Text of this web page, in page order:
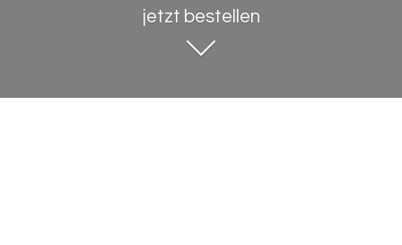
jetzt bestellen